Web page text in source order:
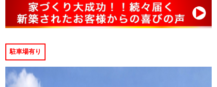
駐車場有り